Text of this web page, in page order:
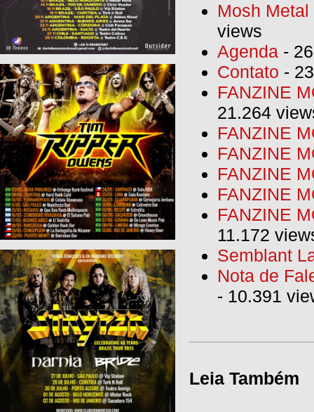
Mosh
views
Agenda -
Contato -
FANZINE
21.264
FANZINE
FANZINE
FANZINE
FANZINE
FANZINE
11.172
Semblant
Nota de
- 10.391
Leia Também